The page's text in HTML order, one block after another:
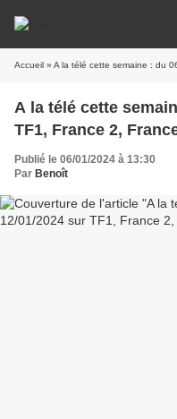
Accueil » A la télé cette semaine : du
A la télé cette
TF1, France 2,
Publié le 06/01/2024 à 13:30
Par Benoît